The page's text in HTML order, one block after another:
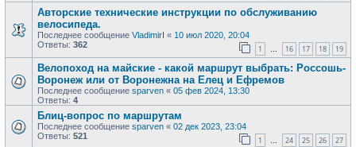
Авторские технические инструкции по обслуживанию
велосипеда.
Последнее сообщение VladimirI « 10 июл 2020, 20:04
Ответы: 362 1 … 16 17 18 19
Велопоход на майские - какой маршрут выбрать: Россошь-
Воронеж или от Воронежна на Елец и Ефремов
Последнее сообщение sparven « 05 фев 2024, 13:30
Ответы: 4
Блиц-вопрос по маршрутам
Последнее сообщение sparven « 02 дек 2023, 23:04
Ответы: 521 1 … 24 25 26 27